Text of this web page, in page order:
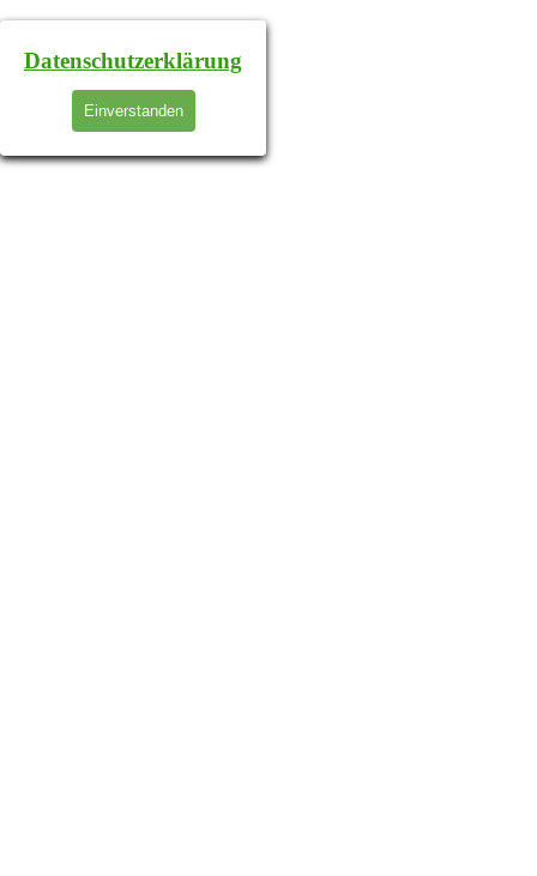
Datenschutzerklärung
Einverstanden